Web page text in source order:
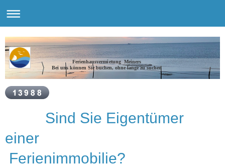
Ferienhausvermietung Meiners
Bei uns können Sie buchen, ohne lange zu suchen
Sind Sie Eigentümer
einer
Ferienimmobilie?